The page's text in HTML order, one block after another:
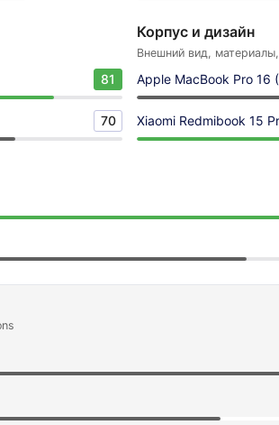
81
70
Корпус и дизайн
Внешний вид,
Apple MacBook Pro 16
Xiaomi Redmibook 15